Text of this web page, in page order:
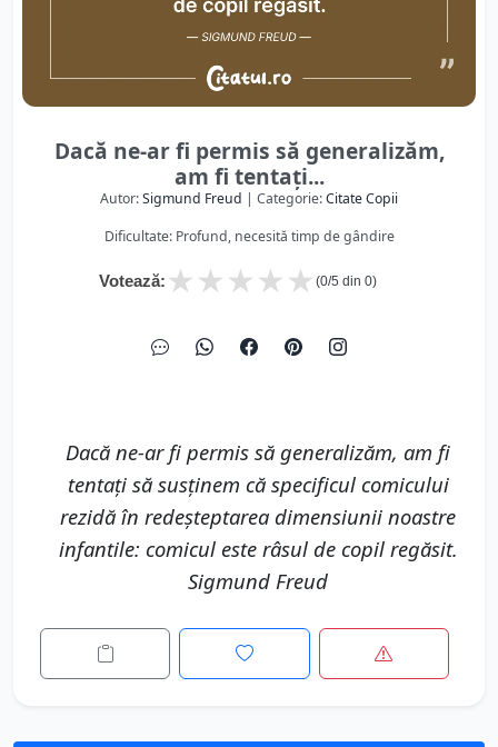
Dacă ne-ar fi permis să generalizăm,
am fi tentaţi...
Autor:Sigmund Freud | Categorie:Citate Copii
Dificultate: Profund, necesită timp de gândire
Votează: ★
★
★
★
★ (0/5 din 0)
Dacă ne-ar fi permis să generalizăm, am fi
tentaţi să susţinem că specificul comicului
rezidă în redeşteptarea dimensiunii noastre
infantile: comicul este râsul de copil regăsit.
Sigmund Freud